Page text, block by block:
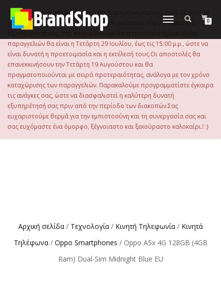
περιεχόμενο
Εναλλαγή
0
Το ηλεκτρονικό μας κατάστημα θα παραμείνει κλειστό, από Πέμπτη 30
Ιουλίου 2026 μέχρι και την Τρίτη 18 Αυγούστου. Για την καλύτερη
εξυπηρέτησή σας, σας ενημερώνουμε ότι η τελευταία ημέρα λήψης
παραγγελιών θα είναι η Τετάρτη 29 Ιουλίου, έως τις 15:00 μ.μ., ώστε να
είναι δυνατή η προετοιμασία και η εκτέλεσή τους.Οι αποστολές θα
επανεκκινήσουν την Τετάρτη 19 Αυγούστου και θα
πραγματοποιούνται με σειρά προτεραιότητας, ανάλογα με τον χρόνο
καταχώρισης των παραγγελιών. Παρακαλούμε προγραμματίστε έγκαιρα
τις ανάγκες σας, ώστε να διασφαλιστεί η καλύτερη δυνατή
εξυπηρέτησή σας πριν από την περίοδο των διακοπών.Σας
ευχαριστούμε θερμά για την εμπιστοσύνη και τη συνεργασία σας και
σας ευχόμαστε ένα όμορφο, ξέγνοιαστο και ξεκούραστο καλοκαίρι.! :)
Αρχική σελίδα / Τεχνολογία / Κινητή Τηλεφωνία / Κινητά
Τηλέφωνα/ Oppo Smartphones / Oppo A5x 4G 128GB (4GB
Ram) Dual-Sim Midnight Blue EU